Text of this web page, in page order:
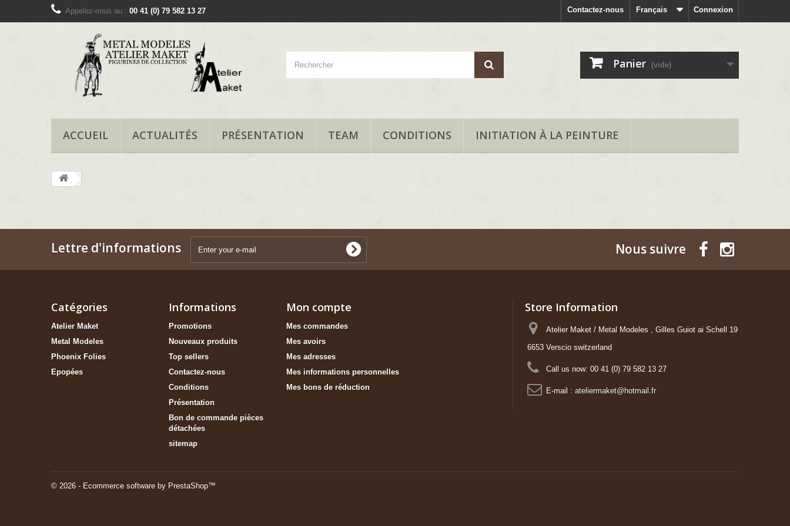
Connexion
Français
Contactez-nous
Appelez-nous au : 00 41 (0) 79 582 13 27
Panier (vide)
ACCUEIL ACTUALITÉS PRÉSENTATION TEAM CONDITIONS INITIATION À LA PEINTURE
Lettre d'informations Nous suivre
Catégories
Atelier Maket
Metal Modeles
Phoenix Folies
Epopées
Informations
Promotions
Nouveaux produits
Top sellers
Contactez-nous
Conditions
Présentation
Bon de commande pièces
détachées
sitemap
© 2026 - Ecommerce software by PrestaShop™
Mon compte
Mes commandes
Mes avoirs
Mes adresses
Mes informations personnelles
Mes bons de réduction
Store Information
Atelier Maket / Metal Modeles , Gilles Guiot ai Schell 19
6653 Verscio switzerland
Call us now: 00 41 (0) 79 582 13 27
E-mail : ateliermaket@hotmail.fr